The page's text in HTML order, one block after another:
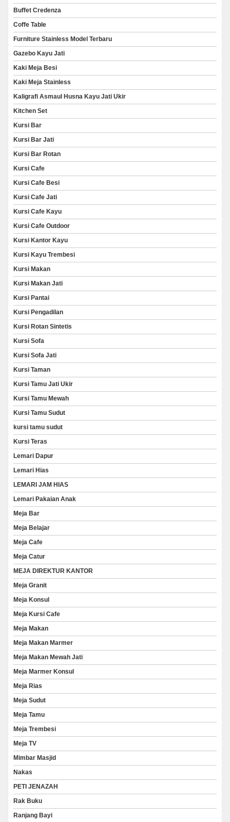
Buffet Credenza
Coffe Table
Furniture Stainless Model Terbaru
Gazebo Kayu Jati
Kaki Meja Besi
Kaki Meja Stainless
Kaligrafi Asmaul Husna Kayu Jati Ukir
Kitchen Set
Kursi Bar
Kursi Bar Jati
Kursi Bar Rotan
Kursi Cafe
Kursi Cafe Besi
Kursi Cafe Jati
Kursi Cafe Kayu
Kursi Cafe Outdoor
Kursi Kantor Kayu
Kursi Kayu Trembesi
Kursi Makan
Kursi Makan Jati
Kursi Pantai
Kursi Pengadilan
Kursi Rotan Sintetis
Kursi Sofa
Kursi Sofa Jati
Kursi Taman
Kursi Tamu Jati Ukir
Kursi Tamu Mewah
Kursi Tamu Sudut
kursi tamu sudut
Kursi Teras
Lemari Dapur
Lemari Hias
LEMARI JAM HIAS
Lemari Pakaian Anak
Meja Bar
Meja Belajar
Meja Cafe
Meja Catur
MEJA DIREKTUR KANTOR
Meja Granit
Meja Konsul
Meja Kursi Cafe
Meja Makan
Meja Makan Marmer
Meja Makan Mewah Jati
Meja Marmer Konsul
Meja Rias
Meja Sudut
Meja Tamu
Meja Trembesi
Meja TV
Mimbar Masjid
Nakas
PETI JENAZAH
Rak Buku
Ranjang Bayi